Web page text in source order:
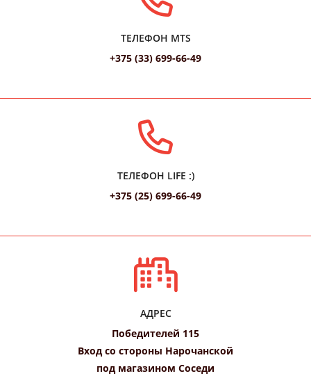
ТЕЛЕФОН MTS
+375 (33) 699-66-49
ТЕЛЕФОН LIFE :)
+375 (25) 699-66-49
АДРЕС
Победителей 115
Вход со стороны Нарочанской
под магазином Соседи